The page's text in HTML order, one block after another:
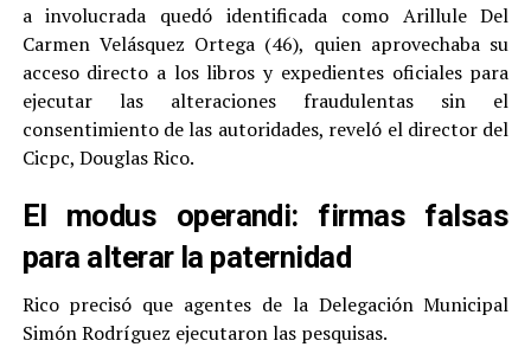
a involucrada quedó identificada como Arillule Del
Carmen Velásquez Ortega (46), quien aprovechaba su
acceso directo a los libros y expedientes oficiales para
ejecutar las alteraciones fraudulentas sin el
consentimiento de las autoridades, reveló el director del
Cicpc, Douglas Rico.
El modus operandi: firmas falsas
para alterar la paternidad
Rico precisó que agentes de la Delegación Municipal
Simón Rodríguez ejecutaron las pesquisas.